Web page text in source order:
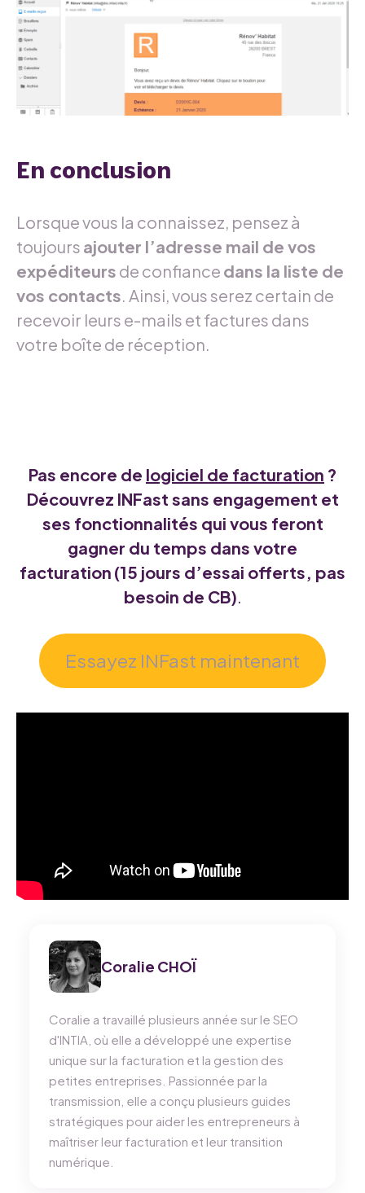
En conclusion
Lorsque vous la connaissez, pensez à
toujours ajouter l’adresse mail de vos
expéditeurs de confiance dans la liste de
vos contacts. Ainsi, vous serez certain de
recevoir leurs e-mails et factures dans
votre boîte de réception.
Pas encore de logiciel de facturation ?
Découvrez INFast sans engagement et
ses fonctionnalités qui vous feront
gagner du temps dans votre
facturation (15 jours d’essai offerts, pas
besoin de CB).
Essayez INFast maintenant
Coralie CHOÏ
Coralie a travaillé plusieurs année sur le SEO
d'INTIA, où elle a développé une expertise
unique sur la facturation et la gestion des
petites entreprises. Passionnée par la
transmission, elle a conçu plusieurs guides
stratégiques pour aider les entrepreneurs à
maîtriser leur facturation et leur transition
numérique.